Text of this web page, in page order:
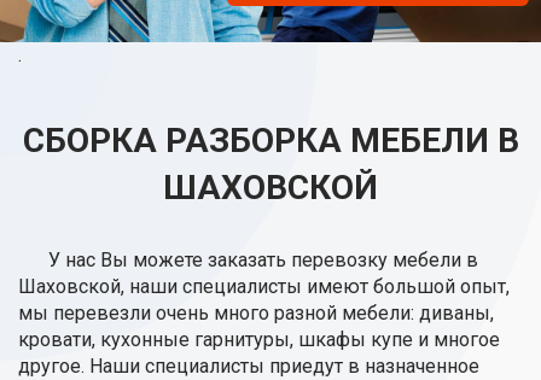
.
СБОРКА РАЗБОРКА МЕБЕЛИ В
ШАХОВСКОЙ
У нас Вы можете заказать перевозку мебели в
Шаховской, наши специалисты имеют большой опыт,
мы перевезли очень много разной мебели: диваны,
кровати, кухонные гарнитуры, шкафы купе и многое
другое. Наши специалисты приедут в назначенное